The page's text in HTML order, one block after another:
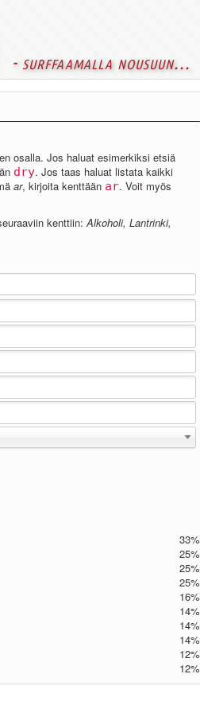
- surffaamalla nousuun...
osalla. Jos haluat esimerkiksi etsiä
dry. Jos taas haluat listata kaikki
ar, kirjoita kenttään ar. Voit myös
kenttiin:Alkoholi, Lantrinki,
33%
25%
25%
25%
16%
14%
14%
14%
12%
12%